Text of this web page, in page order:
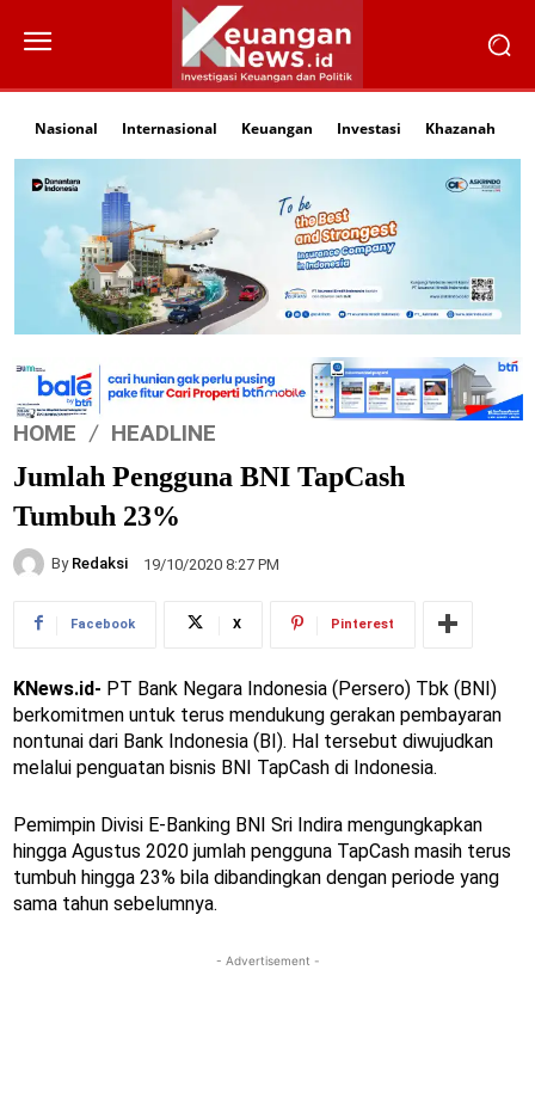
Nasional Internasional Keuangan Investasi Khazanah
HOME HEADLINE
Jumlah Pengguna BNI TapCash
Tumbuh 23%
By Redaksi 19/10/2020 8:27 PM
Facebook X Pinterest
KNews.id- PT Bank Negara Indonesia (Persero) Tbk (BNI)
berkomitmen untuk terus mendukung gerakan pembayaran
nontunai dari Bank Indonesia (BI). Hal tersebut diwujudkan
melalui penguatan bisnis BNI TapCash di Indonesia.
Pemimpin Divisi E-Banking BNI Sri Indira mengungkapkan
hingga Agustus 2020 jumlah pengguna TapCash masih terus
tumbuh hingga 23% bila dibandingkan dengan periode yang
sama tahun sebelumnya.
- Advertisement -